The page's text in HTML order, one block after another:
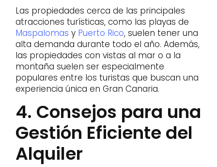
Las propiedades cerca de las principales
atracciones turísticas, como las playas de
Maspalomas y Puerto Rico, suelen tener una
alta demanda durante todo el año. Además,
las propiedades con vistas al mar o a la
montaña suelen ser especialmente
populares entre los turistas que buscan una
experiencia única en Gran Canaria.
4. Consejos para una
Gestión Eficiente del
Alquiler